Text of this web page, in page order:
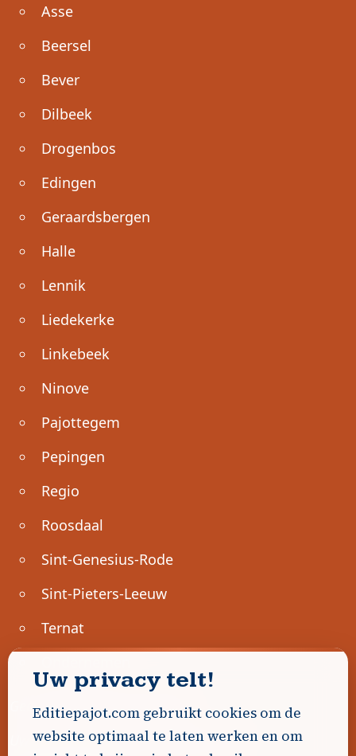
Asse
Beersel
Bever
Dilbeek
Drogenbos
Edingen
Geraardsbergen
Halle
Lennik
Liedekerke
Linkebeek
Ninove
Pajottegem
Pepingen
Regio
Roosdaal
Sint-Genesius-Rode
Sint-Pieters-Leeuw
Ternat
Geen advertenties gevonden.
Uw advertentie hier? Contacteer ons!
Uw privacy telt!
Editiepajot.com gebruikt cookies om de
website optimaal te laten werken en om